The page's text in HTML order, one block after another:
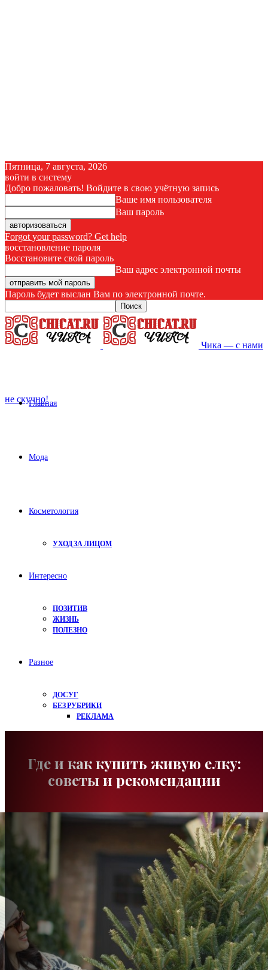
Пятница, 7 августа, 2026
войти в систему
Добро пожаловать! Войдите в свою учётную запись
Ваше имя пользователя
Ваш пароль
Forgot your password? Get help
восстановление пароля
Восстановите свой пароль
Ваш адрес электронной почты
Пароль будет выслан Вам по электронной почте.
Чика — с нами
не скучно!
Главная
Мода
Косметология
УХОД ЗА ЛИЦОМ
Интересно
ПОЗИТИВ
ЖИЗНЬ
ПОЛЕЗНО
Разное
ДОСУГ
БЕЗ РУБРИКИ
РЕКЛАМА
Где и как купить живую елку:
советы и рекомендации